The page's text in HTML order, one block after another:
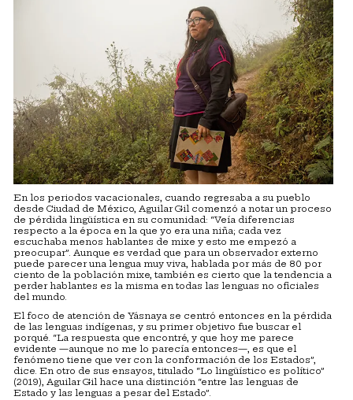
En los periodos vacacionales, cuando regresaba a su pueblo
desde Ciudad de México, Aguilar Gil comenzó a notar un proceso
de pérdida lingüística en su comunidad: “Veía diferencias
respecto a la época en la que yo era una niña; cada vez
escuchaba menos hablantes de mixe y esto me empezó a
preocupar”. Aunque es verdad que para un observador externo
puede parecer una lengua muy viva, hablada por más de 80 por
ciento de la población mixe, también es cierto que la tendencia a
perder hablantes es la misma en todas las lenguas no oficiales
del mundo.
El foco de atención de Yásnaya se centró entonces en la pérdida
de las lenguas indígenas, y su primer objetivo fue buscar el
porqué. “La respuesta que encontré, y que hoy me parece
evidente —aunque no me lo parecía entonces—, es que el
fenómeno tiene que ver con la conformación de los Estados”,
dice. En otro de sus ensayos, titulado “Lo lingüístico es político”
(2019), Aguilar Gil hace una distinción “entre las lenguas de
Estado y las lenguas a pesar del Estado”.